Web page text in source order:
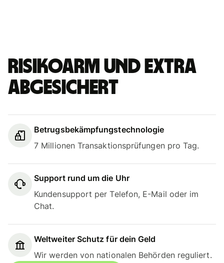
Risikoarm und extra
abgesichert
Betrugsbekämpfungstechnologie
7 Millionen Transaktionsprüfungen pro Tag.
Support rund um die Uhr
Kundensupport per Telefon, E-Mail oder im
Chat.
Weltweiter Schutz für dein Geld
Wir werden von nationalen Behörden reguliert.